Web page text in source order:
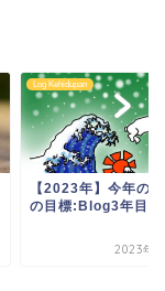
Log Kehidupan
今年の目標進捗は
ったか?:3月のレコ
2021年